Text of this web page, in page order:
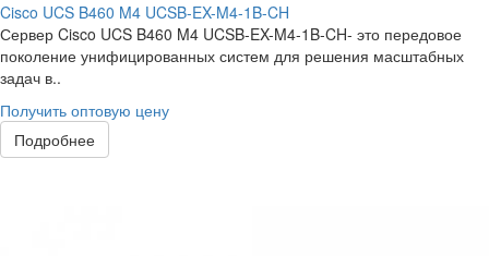
Cisco UCS B460 M4 UCSB-EX-M4-1B-CH
Сервер Cisco UCS B460 M4 UCSB-EX-M4-1B-CH- это передовое
поколение унифицированных систем для решения масштабных
задач в..
Получить оптовую цену
Подробнее